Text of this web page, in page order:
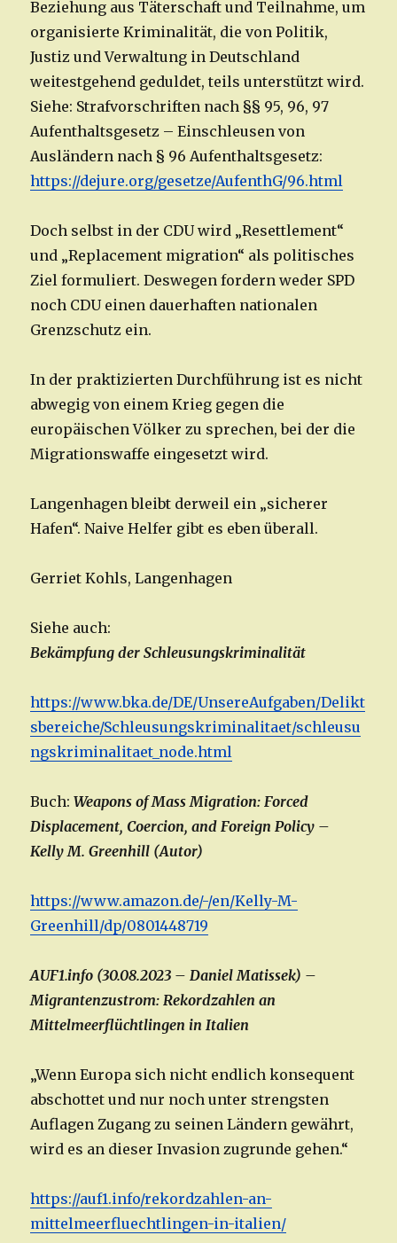
Beziehung aus Täterschaft und Teilnahme, um
organisierte Kriminalität, die von Politik,
Justiz und Verwaltung in Deutschland
weitestgehend geduldet, teils unterstützt wird.
Siehe: Strafvorschriften nach §§ 95, 96, 97
Aufenthaltsgesetz – Einschleusen von
Ausländern nach § 96 Aufenthaltsgesetz:
https://dejure.org/gesetze/AufenthG/96.html
Doch selbst in der CDU wird „Resettlement“
und „Replacement migration“ als politisches
Ziel formuliert. Deswegen fordern weder SPD
noch CDU einen dauerhaften nationalen
Grenzschutz ein.
In der praktizierten Durchführung ist es nicht
abwegig von einem Krieg gegen die
europäischen Völker zu sprechen, bei der die
Migrationswaffe eingesetzt wird.
Langenhagen bleibt derweil ein „sicherer
Hafen“. Naive Helfer gibt es eben überall.
Gerriet Kohls, Langenhagen
Siehe auch:
Bekämpfung der Schleusungskriminalität
https://www.bka.de/DE/UnsereAufgaben/Delikt
sbereiche/Schleusungskriminalitaet/schleusu
ngskriminalitaet_node.html
Buch:Weapons of Mass Migration: Forced
Displacement, Coercion, and Foreign Policy –
Kelly M. Greenhill (Autor)
https://www.amazon.de/-/en/Kelly-M-
Greenhill/dp/0801448719
AUF1.info (30.08.2023 – Daniel Matissek) –
Migrantenzustrom: Rekordzahlen an
Mittelmeerflüchtlingen in Italien
„Wenn Europa sich nicht endlich konsequent
abschottet und nur noch unter strengsten
Auflagen Zugang zu seinen Ländern gewährt,
wird es an dieser Invasion zugrunde gehen.“
https://auf1.info/rekordzahlen-an-
mittelmeerfluechtlingen-in-italien/